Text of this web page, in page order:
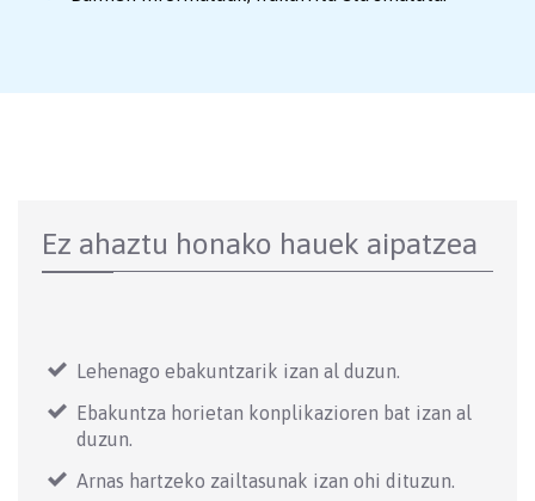
Ez ahaztu honako hauek aipatzea
Lehenago ebakuntzarik izan al duzun.
Ebakuntza horietan konplikazioren bat izan al
duzun.
Arnas hartzeko zailtasunak izan ohi dituzun.